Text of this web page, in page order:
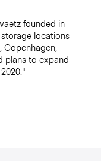
founded in
locations
Copenhagen,
plans to expand